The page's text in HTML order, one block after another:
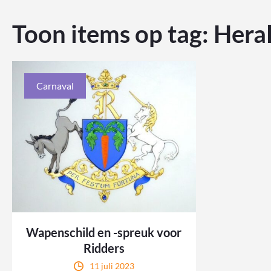
Toon items op tag:
Carnaval
Wapenschild en -spreuk voor
Ridders
11 juli 2023